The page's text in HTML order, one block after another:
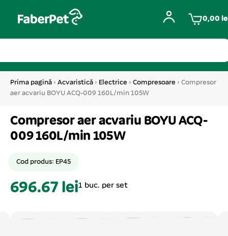
0,00
Prima pagină › Acvaristică › Electrice › Compresoare › Compresor
aer acvariu BOYU ACQ-009 160L/min 105W
Compresor aer acvariu BOYU ACQ-
009 160L/min 105W
Cod produs: EP45
696.67 lei1 buc. per set